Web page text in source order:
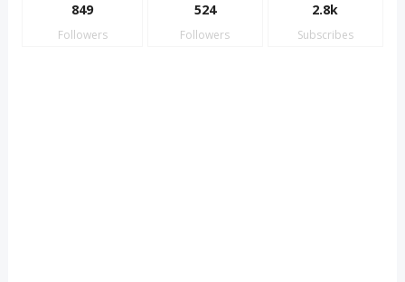
2.8k
Subscribes
524
Followers
849
Followers